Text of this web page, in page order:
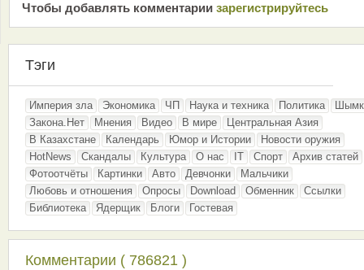
Чтобы добавлять комментарии зарeгиcтрирyйтeсь
Тэги
Империя зла Экономика ЧП Наука и техника Политика
Закона.Нет
Мнения Видео В мире
Центральная Азия
В Казахстане
Календарь Юмор и Истории
Новости оружия
HotNews
Скандалы Культура О нас IT Спорт
Архив статей
Фотоотчёты
Картинки Авто Девчонки
Мальчики
Любовь и отношения
Опросы Download Обменник
Ссылки
Библиотека
Ядерщик Блоги Гостевая
Комментарии ( 786821 )